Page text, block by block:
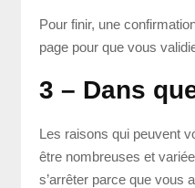
Pour finir, une
page pour que vous
3 – Dans
Les raisons qui peuvent
être nombreuses et
s’arrêter parce que vous